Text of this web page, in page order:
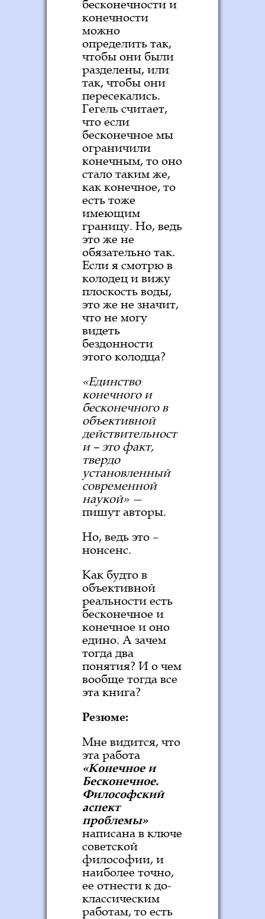
бесконечности и
конечности
можно
определить так,
чтобы они были
разделены, или
так, чтобы они
пересекались.
Гегель считает,
что если
бесконечное мы
ограничили
конечным, то оно
стало таким же,
как конечное, то
есть тоже
имеющим
границу. Но, ведь
это же не
обязательно так.
Если я смотрю в
колодец и вижу
плоскость воды,
это же не значит,
что не могу
видеть
бездонности
этого колодца?
«Единство
конечного и
бесконечного в
объективной
действительност
и – это факт,
твердо
установленный
современной
наукой»—
пишут авторы.
Но, ведь это –
нонсенс.
Как будто в
объективной
реальности есть
бесконечное и
конечное и оно
едино. А зачем
тогда два
понятия? И о чем
вообще тогда все
эта книга?
Резюме:
Мне видится, что
эта работа
«Конечное и
Бесконечное.
Философский
аспект
проблемы»
написана в ключе
советской
философии, и
наиболее точно,
ее отнести к до-
классическим
работам, то есть